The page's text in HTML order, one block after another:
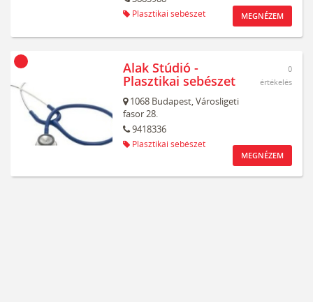
Plasztikai sebészet MEGNÉZEM
Alak Stúdió -
Plasztikai sebészet
1068 Budapest,Városligeti
fasor 28.
9418336
Plasztikai sebészet
0
értékelés
MEGNÉZEM